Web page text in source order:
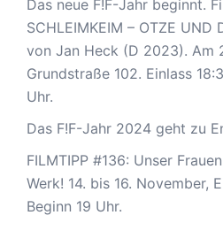
Das neue F!F-Jahr beginnt.
SCHLEIMKEIM – OTZE UND
von Jan Heck (D 2023). Am
Grundstraße 102. Einlass
Uhr.
Das F!F-Jahr 2024 geht zu
FILMTIPP #136: Unser
Werk! 14. bis 16. November,
Beginn 19 Uhr.